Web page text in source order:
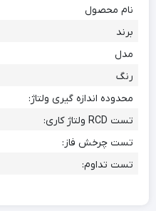
نام محصول
برند
مدل
رنگ
محدوده اندازه گیری ولتاژ:
تست RCD ولتاژ کاری:
تست چرخش فاز:
تست تداوم: